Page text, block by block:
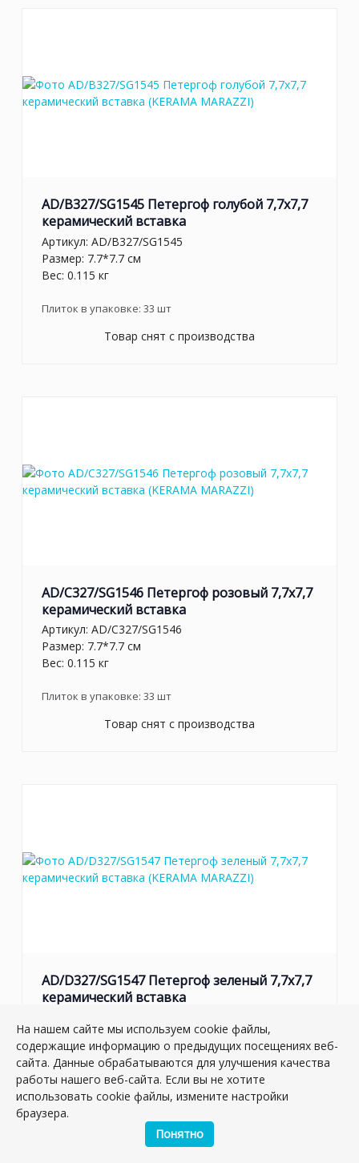
AD/B327/SG1545 Петергоф голубой 7,7x7,7
керамический вставка
Артикул: AD/B327/SG1545
Размер: 7.7*7.7 см
Вес: 0.115 кг
Плиток в упаковке: 33 шт
Товар снят с производства
AD/C327/SG1546 Петергоф розовый 7,7x7,7
керамический вставка
Артикул: AD/C327/SG1546
Размер: 7.7*7.7 см
Вес: 0.115 кг
Плиток в упаковке: 33 шт
Товар снят с производства
AD/D327/SG1547 Петергоф зеленый 7,7x7,7
керамический вставка
Размер: 7.7*7.7 см
Вес: 0.115 кг
Плиток в упаковке:33шт
На нашем сайте мы используем cookie файлы,
содержащие информацию о предыдущих посещениях веб-
сайта. Данные обрабатываются для улучшения качества
работы нашего веб-сайта. Если вы не хотите
использовать cookie файлы, измените настройки
браузера.
Понятно